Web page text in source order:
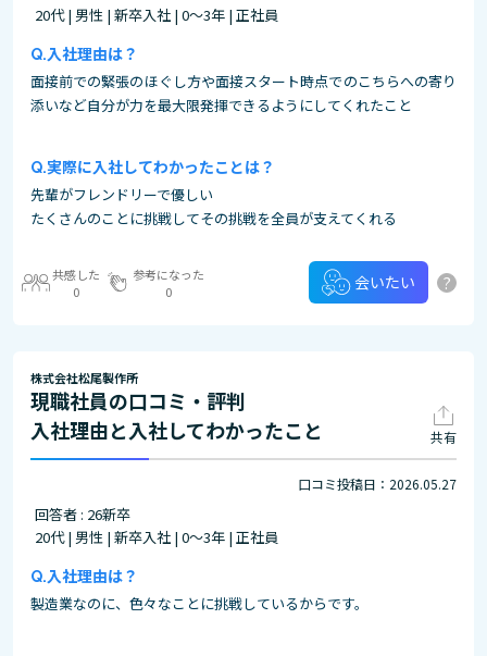
20代 | 男性 | 新卒入社 | 0～3年 | 正社員
入社理由は？
面接前での緊張のほぐし方や面接スタート時点でのこちらへの寄り
添いなど自分が力を最大限発揮できるようにしてくれたこと
実際に入社してわかったことは？
先輩がフレンドリーで優しい
たくさんのことに挑戦してその挑戦を全員が支えてくれる
共感した
0
参考になった
0
会いたい ?
株式会社松尾製作所
現職社員の口コミ・評判
入社理由と入社してわかったこと
共有
口コミ投稿日：2026.05.27
回答者 : 26新卒
20代 | 男性 | 新卒入社 | 0～3年 | 正社員
入社理由は？
製造業なのに、色々なことに挑戦しているからです。